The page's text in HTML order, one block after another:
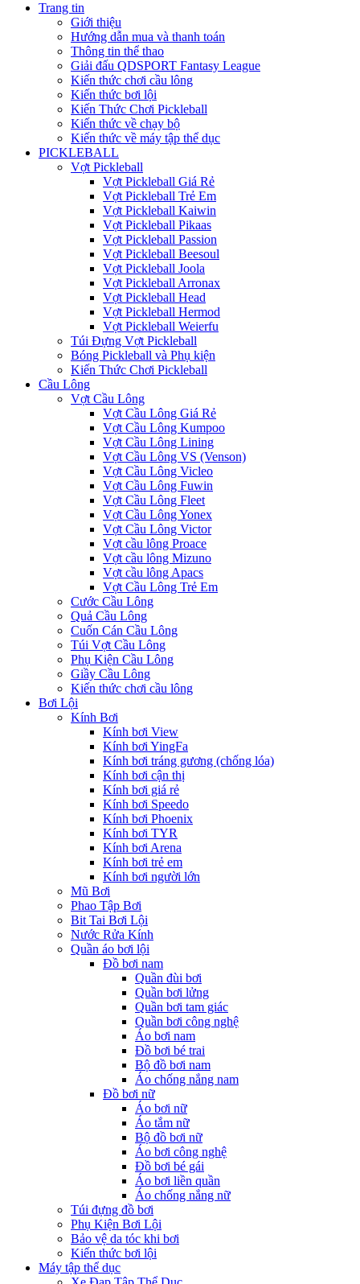
Trang tin
Giới thiệu
Hướng dẫn mua và thanh toán
Thông tin thể thao
Giải đấu QDSPORT Fantasy League
Kiến thức chơi cầu lông
Kiến thức bơi lội
Kiến Thức Chơi Pickleball
Kiến thức về chạy bộ
Kiến thức về máy tập thể dục
PICKLEBALL
Vợt Pickleball
Vợt Pickleball Giá Rẻ
Vợt Pickleball Trẻ Em
Vợt Pickleball Kaiwin
Vợt Pickleball Pikaas
Vợt Pickleball Passion
Vợt Pickleball Beesoul
Vợt Pickleball Joola
Vợt Pickleball Arronax
Vợt Pickleball Head
Vợt Pickleball Hermod
Vợt Pickleball Weierfu
Túi Đựng Vợt Pickleball
Bóng Pickleball và Phụ kiện
Kiến Thức Chơi Pickleball
Cầu Lông
Vợt Cầu Lông
Vợt Cầu Lông Giá Rẻ
Vợt Cầu Lông Kumpoo
Vợt Cầu Lông Lining
Vợt Cầu Lông VS (Venson)
Vợt Cầu Lông Vicleo
Vợt Cầu Lông Fuwin
Vợt Cầu Lông Fleet
Vợt Cầu Lông Yonex
Vợt Cầu Lông Victor
Vợt cầu lông Proace
Vợt cầu lông Mizuno
Vợt cầu lông Apacs
Vợt Cầu Lông Trẻ Em
Cước Cầu Lông
Quả Cầu Lông
Cuốn Cán Cầu Lông
Túi Vợt Cầu Lông
Phụ Kiện Cầu Lông
Giầy Cầu Lông
Kiến thức chơi cầu lông
Bơi Lội
Kính Bơi
Kính bơi View
Kính bơi YingFa
Kính bơi tráng gương (chống lóa)
Kính bơi cận thị
Kính bơi giá rẻ
Kính bơi Speedo
Kính bơi Phoenix
Kính bơi TYR
Kính bơi Arena
Kính bơi trẻ em
Kính bơi người lớn
Mũ Bơi
Phao Tập Bơi
Bit Tai Bơi Lội
Nước Rửa Kính
Quần áo bơi lội
Đồ bơi nam
Quần đùi bơi
Quần bơi lửng
Quần bơi tam giác
Quần bơi công nghệ
Áo bơi nam
Đồ bơi bé trai
Bộ đồ bơi nam
Áo chống nắng nam
Đồ bơi nữ
Áo bơi nữ
Áo tắm nữ
Bộ đồ bơi nữ
Áo bơi công nghệ
Đồ bơi bé gái
Áo bơi liền quần
Áo chống nắng nữ
Túi đựng đồ bơi
Phụ Kiện Bơi Lội
Bảo vệ da tóc khi bơi
Kiến thức bơi lội
Máy tập thể dục